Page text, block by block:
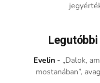
Evelin - „Dalok,
mostanában”,